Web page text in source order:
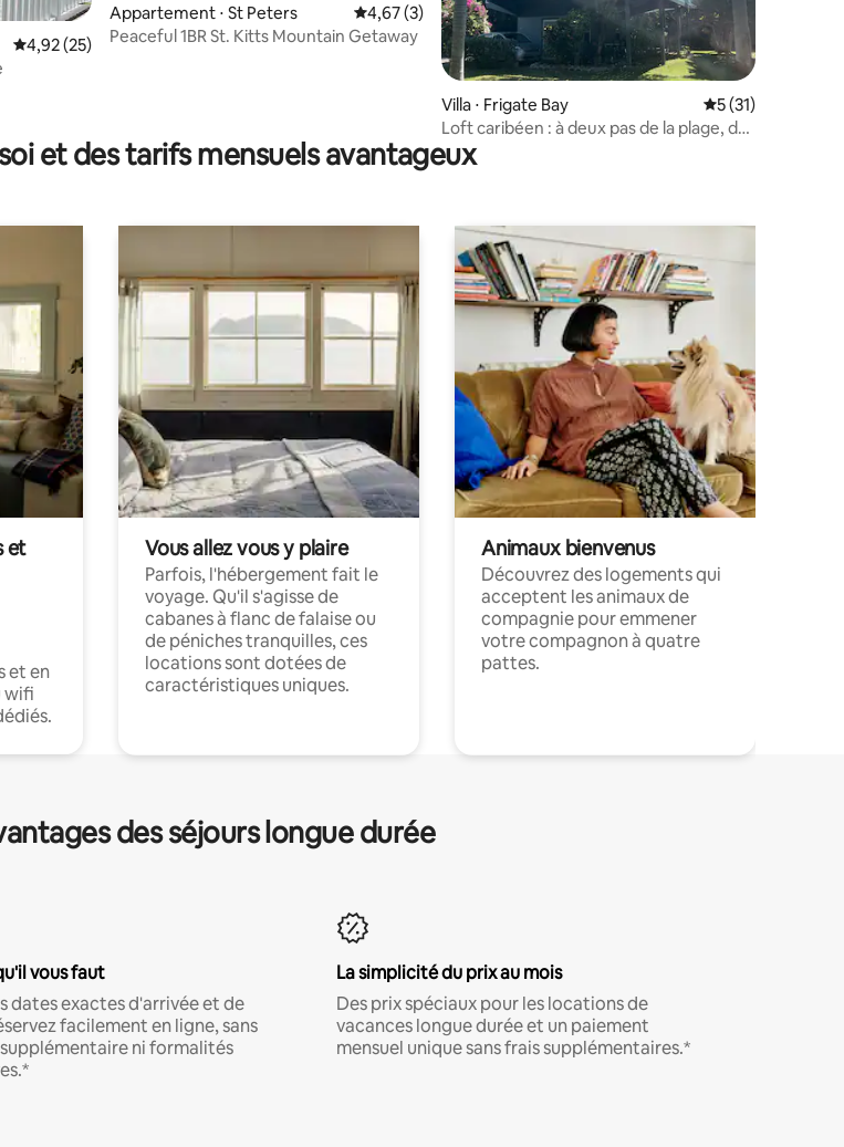
: 4,87 sur 5
Évaluation moyenne sur la base de 25 commentaires : 4,92 sur 5
4,92 (25)
Appartement ⋅ St Peters Évaluation moyenne sur la base de 3 commentaires : 4,67 sur 5
4,67 (3)
Peaceful 1BR St. Kitts Mountain Getaway
Villa ⋅ Frigate Bay Évaluation
5 (31)
Loft caribéen : à deux pas de la plage, des
bars, des taxis et des divertissements
et des tarifs mensuels avantageux
et
et en
wifi
Vous allez vous y plaire
Parfois, l'hébergement fait le
voyage. Qu'il s'agisse de
cabanes à flanc de falaise ou
de péniches tranquilles, ces
locations sont dotées de
caractéristiques uniques.
Animaux bienvenus
Découvrez des logements qui
acceptent les animaux de
compagnie pour emmener
votre compagnon à quatre
pattes.
des séjours longue durée
vous faut
dates exactes d'arrivée et de
facilement en ligne, sans
ni formalités
La simplicité du prix au mois
Des prix spéciaux pour les locations de
vacances longue durée et un paiement
mensuel unique sans frais supplémentaires.*